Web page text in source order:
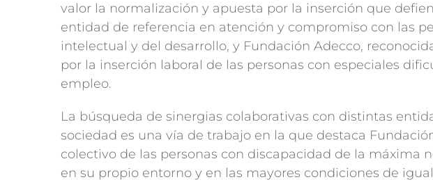
valor la normalización y apuesta por la inserción que
entidad de referencia en atención y compromiso con las
intelectual y del desarrollo, y Fundación Adecco,
por la inserción laboral de las personas con especiales
empleo.
La búsqueda de sinergias colaborativas con distintas
sociedad es una vía de trabajo en la que destaca
colectivo de las personas con discapacidad de la máxima
en su propio entorno y en las mayores condiciones de